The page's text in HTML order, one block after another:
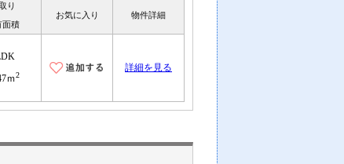
り
面積
お気に入り 物件詳細
ｍ2
詳細を見る